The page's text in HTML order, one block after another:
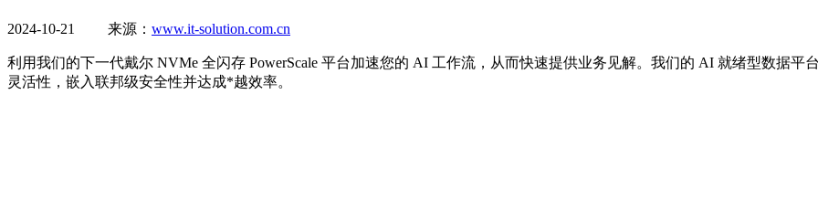
2024-10-21 来源： www.it-solution.com.cn
利用我们的下一代戴尔 NVMe 全闪存 PowerScale 平台加速您的 AI 工作流，从而快速提供业务见解。我们的 AI 就绪型数据
灵活性，嵌入联邦级安全性并达成*越效率。